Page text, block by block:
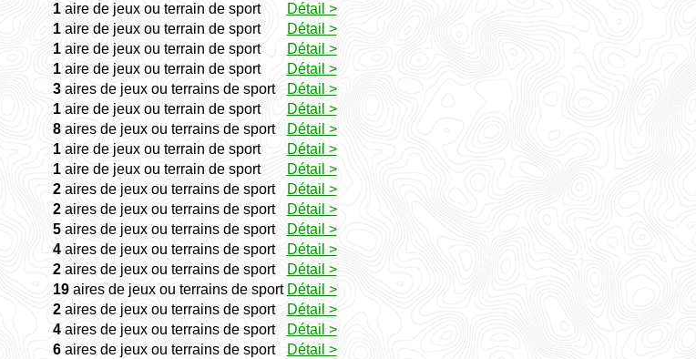
1aire de jeux ou terrain de sport
Détail >
1aire de jeux ou terrain de sport
Détail >
1aire de jeux ou terrain de sport
Détail >
1aire de jeux ou terrain de sport
Détail >
3aires de jeux ou terrains de sport
Détail >
1aire de jeux ou terrain de sport
Détail >
8aires de jeux ou terrains de sport
Détail >
1aire de jeux ou terrain de sport
Détail >
1aire de jeux ou terrain de sport
Détail >
2aires de jeux ou terrains de sport
Détail >
2aires de jeux ou terrains de sport
Détail >
5aires de jeux ou terrains de sport
Détail >
4aires de jeux ou terrains de sport
Détail >
2aires de jeux ou terrains de sport
Détail >
19aires de jeux ou terrains de sport Détail >
2aires de jeux ou terrains de sport
Détail >
4aires de jeux ou terrains de sport
Détail >
6aires de jeux ou terrains de sport
Détail >